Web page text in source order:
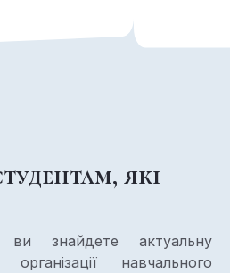
які
знайдете актуальну
навчального